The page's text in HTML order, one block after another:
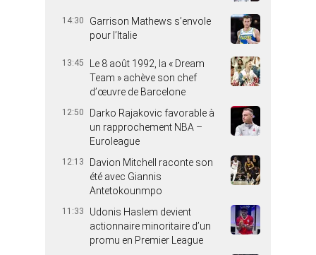
14:30
Garrison Mathews s’envole
pour l’Italie
13:45
Le 8 août 1992, la « Dream
Team » achève son chef
d’œuvre de Barcelone
12:50
Darko Rajakovic favorable à
un rapprochement NBA –
Euroleague
12:13
Davion Mitchell raconte son
été avec Giannis
Antetokounmpo
11:33
Udonis Haslem devient
actionnaire minoritaire d’un
promu en Premier League